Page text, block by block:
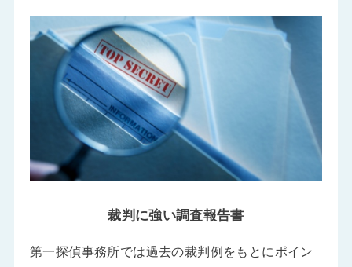
裁判に強い調査報告書
第一探偵事務所では過去の裁判例をもとにポイン